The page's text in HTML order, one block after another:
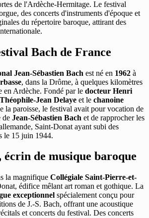
de l'Ardèche-Hermitage. Le festival
des concerts d'instruments d'époque et
du répertoire baroque, attirant des
Bach de France
Jean-Sébastien Bach est né en 1962 à
, dans la Drôme, à quelques kilomètres
en Ardèche. Fondé par le docteur Henri
Jean Delaye et le chanoine
la paroisse, le festival avait pour vocation de
de Jean-Sébastien Bach et de rapprocher les
Saint-Donat ayant subi des
le 15 juin 1944.
de musique baroque
la magnifique Collégiale Saint-Pierre-et-
édifice mêlant art roman et gothique. La
exceptionnel spécialement conçu pour
de J.-S. Bach, offrant une acoustique
et concerts du festival. Des concerts